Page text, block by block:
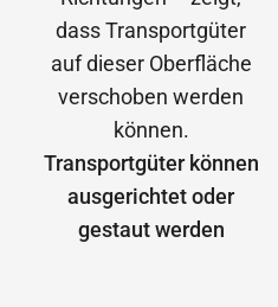
Transportgüter können
ausgerichtet oder
gestaut werden